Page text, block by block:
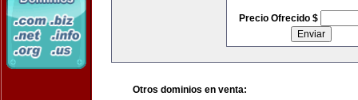
Precio Ofrecido $
Otros dominios en venta: